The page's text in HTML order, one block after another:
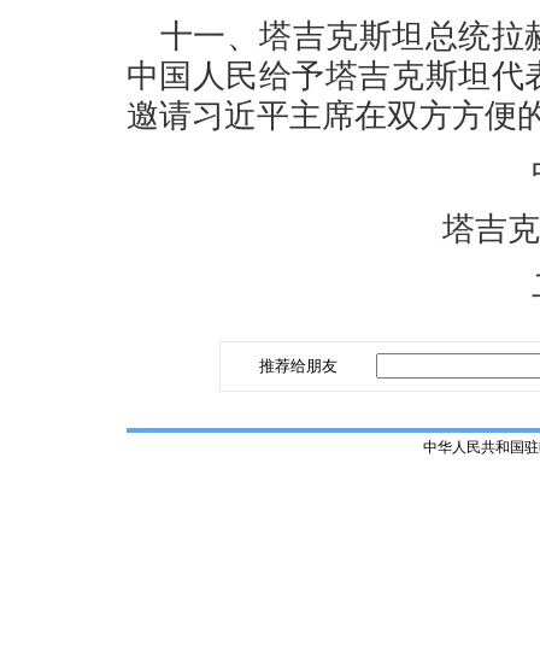
十一、塔吉克斯坦总统
中国人民给予塔吉克斯坦
邀请习近平主席在双方方便
塔吉
推荐给朋友
中华人民共和国